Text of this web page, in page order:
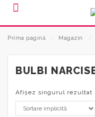
Prima pagină Magazin
BULBI
Afișez singurul rezultat